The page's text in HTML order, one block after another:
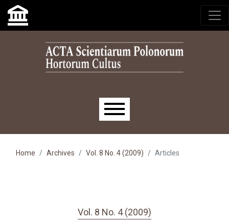
Skip to main navigation menu
Skip to main content
Skip to site footer
Main menu
Home Archives Vol. 8 No. 4 (2009) Articles
Vol. 8 No. 4 (2009)